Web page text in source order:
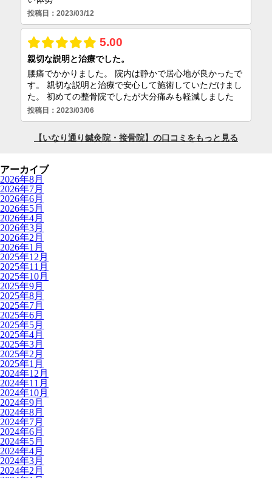
アーカイブ
2026年8月
2026年7月
2026年6月
2026年5月
2026年4月
2026年3月
2026年2月
2026年1月
2025年12月
2025年11月
2025年10月
2025年9月
2025年8月
2025年7月
2025年6月
2025年5月
2025年4月
2025年3月
2025年2月
2025年1月
2024年12月
2024年11月
2024年10月
2024年9月
2024年8月
2024年7月
2024年6月
2024年5月
2024年4月
2024年3月
2024年2月